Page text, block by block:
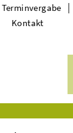
|
Kontakt